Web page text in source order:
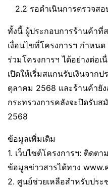
2.2 รอดำเนินการ
ทั้งนี้ ผู้ประกอบการร้านค้า
เงื่อนไขที่โครงการฯ กำหน
ร่วมโครงการฯ ได้อย่างต่อเ
เปิดให้เริ่มสแกนรับเงินจาก
ตุลาคม 2568 และร้านค้ายั
กระทรวงการคลังจะปิดรับ
2568
ข้อมูลเพิ่มเติม
1. เว็บไซต์โครงการฯ: ติดต
ข้อมูลข่าวสารได้ทาง
2. ศูนย์ช่วยเหลือสำหรับประ